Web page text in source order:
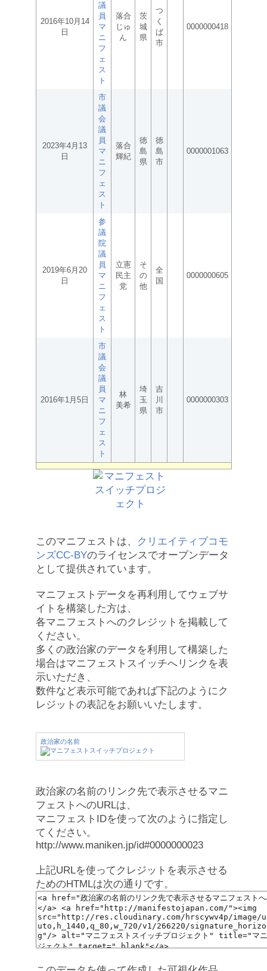
2016年10月14
日
議
員
マ
ニ
フ
ェ
ス
ト
落合
じゅ
ん
茨
城
県
つ
く
ば
市
0000000418
2023年4月13
日
市
議
会
議
員
マ
ニ
フ
ェ
ス
ト
落合
輝紀
徳
島
県
徳
島
市
0000001063
2019年6月20
日
参
議
院
議
員
マ
ニ
フ
ェ
ス
ト
立憲
民主
党
そ
の
他
全
国
0000000605
2016年1月5日
市
議
会
議
員
マ
ニ
フ
ェ
ス
ト
林
美希
埼
玉
県
吉
川
市
0000000303
このマニフェストは、
クリエイティブコモ
ンズCC-BYのライセンスでオープンデータ
として提供されています。
マニフェストデータを再利用してウェブサ
イトを構築した方は、
各マニフェストへのクレジットを掲載して
ください。
多くの政治家のデータを利用して構築した
場合はマニフェストスイッチへリンクを表
示いただき、
数件など表示可能であれば下記のようにク
レジットの表記をお願いいたします。
政治家の名前
政治家の名前のリンク先で表示させるマニ
フェストへのURLは、
マニフェストIDを使って次のように指定し
てください。
http://www.maniken.jp/id#0000000023
上記URLを使ってクレジットを表示させる
ためのHTMLは次の通りです。